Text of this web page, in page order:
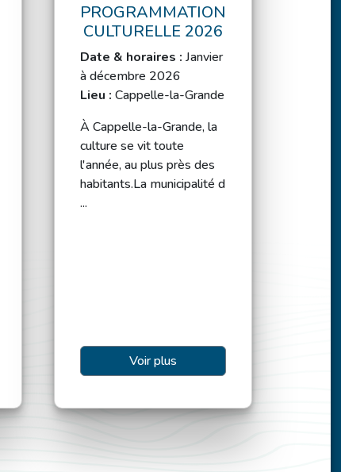
PROGRAMMATION
CULTURELLE 2026
Date & horaires : Janvier
à décembre 2026
Lieu : Cappelle-la-Grande
À Cappelle-la-Grande, la
culture se vit toute
l'année, au plus près des
habitants.La municipalité d
...
Voir plus